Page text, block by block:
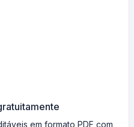
em formato PDF com